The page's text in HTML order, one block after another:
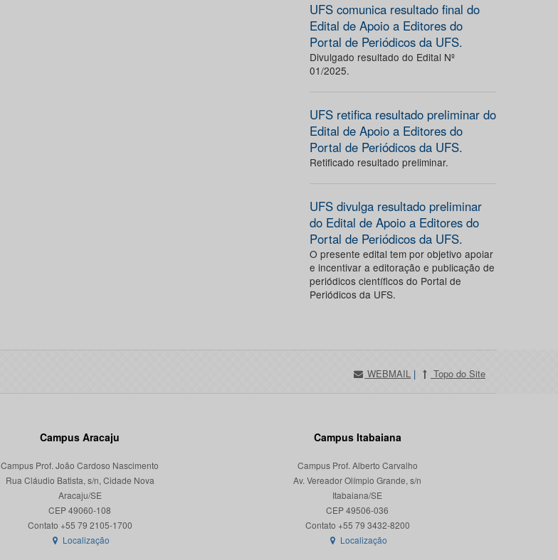
UFS comunica resultado final do
Edital de Apoio a Editores do
Portal de Periódicos da UFS.
Divulgado resultado do Edital Nº
01/2025.
UFS retifica resultado preliminar do
Edital de Apoio a Editores do
Portal de Periódicos da UFS.
Retificado resultado preliminar.
UFS divulga resultado preliminar
do Edital de Apoio a Editores do
Portal de Periódicos da UFS.
O presente edital tem por objetivo apoiar
e incentivar a editoração e publicação de
periódicos científicos do Portal de
Periódicos da UFS.
WEBMAIL | Topo do Site
Campus Aracaju
Campus Prof. João Cardoso Nascimento
Rua Cláudio Batista, s/n, Cidade Nova
Aracaju/SE
CEP 49060-108
Localização
Campus Itabaiana
Campus Prof. Alberto Carvalho
Av. Vereador Olímpio Grande, s/n
Itabaiana/SE
CEP 49506-036
Localização